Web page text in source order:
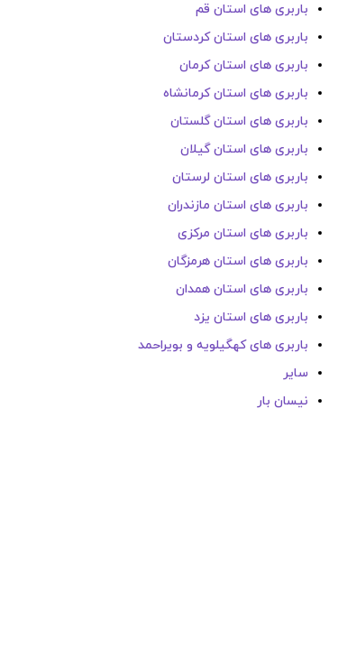
باربری های استان قم
باربری های استان کردستان
باربری های استان کرمان
باربری های استان کرمانشاه
باربری های استان گلستان
باربری های استان گیلان
باربری های استان لرستان
باربری های استان مازندران
باربری های استان مرکزی
باربری های استان هرمزگان
باربری های استان همدان
باربری های استان یزد
باربری های کهگیلویه و بویراحمد
سایر
نیسان بار